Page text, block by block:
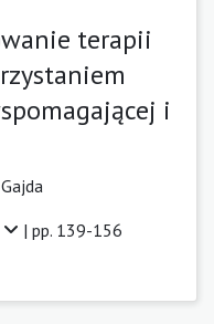
terapii
i
| pp. 139-156